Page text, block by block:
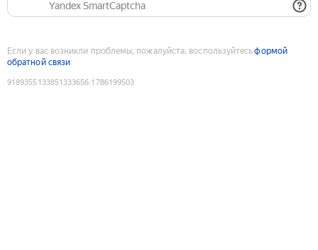
Yandex SmartCaptcha
Если у вас возникли проблемы, пожалуйста, воспользуйтесьформой
обратной связи
9189355133851333656:1786199503